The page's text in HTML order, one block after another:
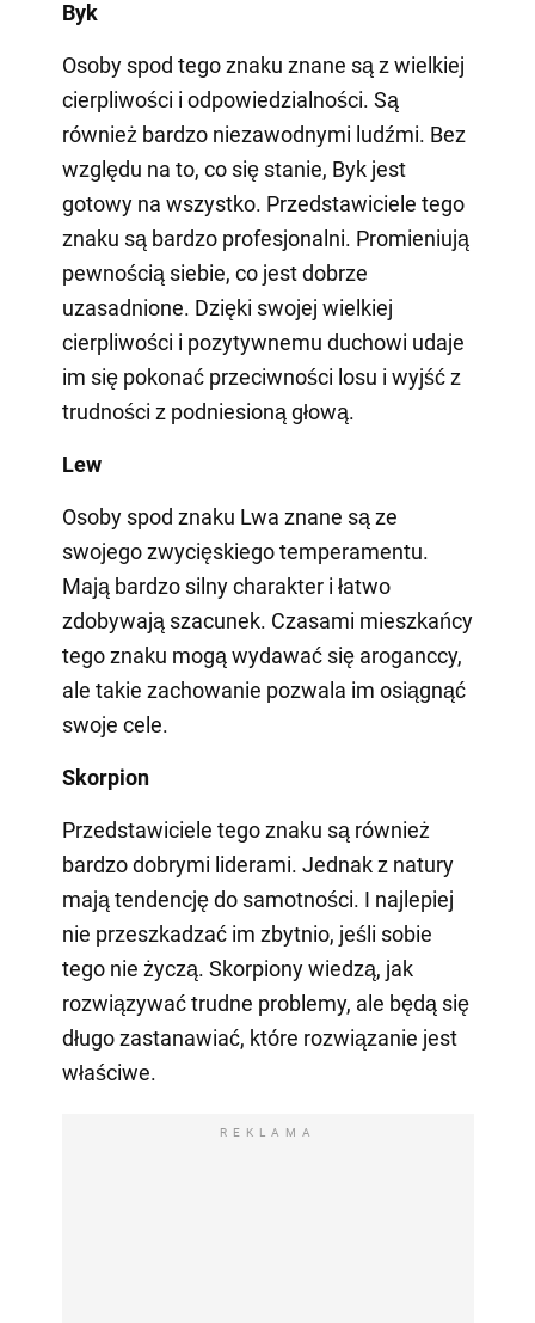
Byk
Osoby spod tego znaku znane są z wielkiej
cierpliwości i odpowiedzialności. Są
również bardzo niezawodnymi ludźmi. Bez
względu na to, co się stanie, Byk jest
gotowy na wszystko. Przedstawiciele tego
znaku są bardzo profesjonalni. Promieniują
pewnością siebie, co jest dobrze
uzasadnione. Dzięki swojej wielkiej
cierpliwości i pozytywnemu duchowi udaje
im się pokonać przeciwności losu i wyjść z
trudności z podniesioną głową.
Lew
Osoby spod znaku Lwa znane są ze
swojego zwycięskiego temperamentu.
Mają bardzo silny charakter i łatwo
zdobywają szacunek. Czasami mieszkańcy
tego znaku mogą wydawać się aroganccy,
ale takie zachowanie pozwala im osiągnąć
swoje cele.
Skorpion
Przedstawiciele tego znaku są również
bardzo dobrymi liderami. Jednak z natury
mają tendencję do samotności. I najlepiej
nie przeszkadzać im zbytnio, jeśli sobie
tego nie życzą. Skorpiony wiedzą, jak
rozwiązywać trudne problemy, ale będą się
długo zastanawiać, które rozwiązanie jest
właściwe.
REKLAMA